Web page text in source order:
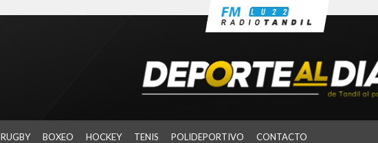
RUGBY BOXEO HOCKEY TENIS POLIDEPORTIVO CONTACTO